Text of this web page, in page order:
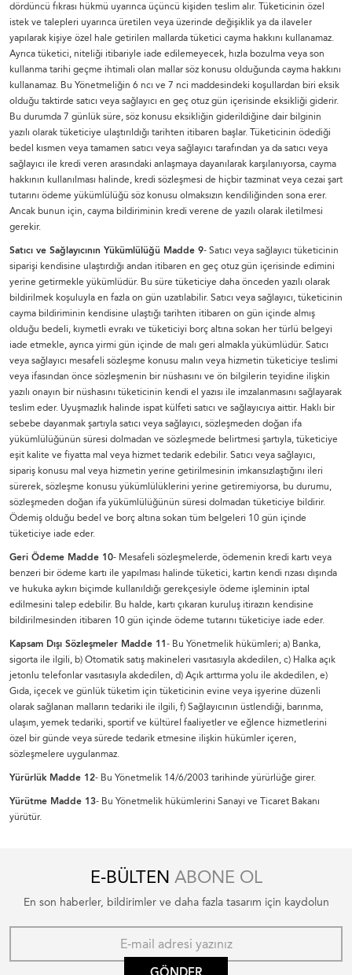
dördüncü fıkrası hükmü uyarınca üçüncü kişiden teslim alır. Tüketicinin özel
istek ve talepleri uyarınca üretilen veya üzerinde değişiklik ya da ilaveler
yapılarak kişiye özel hale getirilen mallarda tüketici cayma hakkını kullanamaz.
Ayrıca tüketici, niteliği itibariyle iade edilemeyecek, hızla bozulma veya son
kullanma tarihi geçme ihtimali olan mallar söz konusu olduğunda cayma hakkını
kullanamaz. Bu Yönetmeliğin 6 ncı ve 7 nci maddesindeki koşullardan biri eksik
olduğu taktirde satıcı veya sağlayıcı en geç otuz gün içerisinde eksikliği giderir.
Bu durumda 7 günlük süre, söz konusu eksikliğin giderildiğine dair bilginin
yazılı olarak tüketiciye ulaştırıldığı tarihten itibaren başlar. Tüketicinin ödediği
bedel kısmen veya tamamen satıcı veya sağlayıcı tarafından ya da satıcı veya
sağlayıcı ile kredi veren arasındaki anlaşmaya dayanılarak karşılanıyorsa, cayma
hakkının kullanılması halinde, kredi sözleşmesi de hiçbir tazminat veya cezai şart
tutarını ödeme yükümlülüğü söz konusu olmaksızın kendiliğinden sona erer.
Ancak bunun için, cayma bildiriminin kredi verene de yazılı olarak iletilmesi
gerekir.
Satıcı ve Sağlayıcının Yükümlülüğü Madde 9- Satıcı veya sağlayıcı tüketicinin
siparişi kendisine ulaştırdığı andan itibaren en geç otuz gün içerisinde edimini
yerine getirmekle yükümlüdür. Bu süre tüketiciye daha önceden yazılı olarak
bildirilmek koşuluyla en fazla on gün uzatılabilir. Satıcı veya sağlayıcı, tüketicinin
cayma bildiriminin kendisine ulaştığı tarihten itibaren on gün içinde almış
olduğu bedeli, kıymetli evrakı ve tüketiciyi borç altına sokan her türlü belgeyi
iade etmekle, ayrıca yirmi gün içinde de malı geri almakla yükümlüdür. Satıcı
veya sağlayıcı mesafeli sözleşme konusu malın veya hizmetin tüketiciye teslimi
veya ifasından önce sözleşmenin bir nüshasını ve ön bilgilerin teyidine ilişkin
yazılı onayın bir nüshasını tüketicinin kendi el yazısı ile imzalanmasını sağlayarak
teslim eder. Uyuşmazlık halinde ispat külfeti satıcı ve sağlayıcıya aittir. Haklı bir
sebebe dayanmak şartıyla satıcı veya sağlayıcı, sözleşmeden doğan ifa
yükümlülüğünün süresi dolmadan ve sözleşmede belirtmesi şartıyla, tüketiciye
eşit kalite ve fiyatta mal veya hizmet tedarik edebilir. Satıcı veya sağlayıcı,
sipariş konusu mal veya hizmetin yerine getirilmesinin imkansızlaştığını ileri
sürerek, sözleşme konusu yükümlülüklerini yerine getiremiyorsa, bu durumu,
sözleşmeden doğan ifa yükümlülüğünün süresi dolmadan tüketiciye bildirir.
Ödemiş olduğu bedel ve borç altına sokan tüm belgeleri 10 gün içinde
tüketiciye iade eder.
Geri Ödeme Madde 10- Mesafeli sözleşmelerde, ödemenin kredi kartı veya
benzeri bir ödeme kartı ile yapılması halinde tüketici, kartın kendi rızası dışında
ve hukuka aykırı biçimde kullanıldığı gerekçesiyle ödeme işleminin iptal
edilmesini talep edebilir. Bu halde, kartı çıkaran kuruluş itirazın kendisine
bildirilmesinden itibaren 10 gün içinde ödeme tutarını tüketiciye iade eder.
Kapsam Dışı Sözleşmeler Madde 11 - Bu Yönetmelik hükümleri; a) Banka,
sigorta ile ilgili, b) Otomatik satış makineleri vasıtasıyla akdedilen, c) Halka açık
jetonlu telefonlar vasıtasıyla akdedilen, d) Açık arttırma yolu ile akdedilen, e)
Gıda, içecek ve günlük tüketim için tüketicinin evine veya işyerine düzenli
olarak sağlanan malların tedariki ile ilgili, f) Sağlayıcının üstlendiği, barınma,
ulaşım, yemek tedariki, sportif ve kültürel faaliyetler ve eğlence hizmetlerini
özel bir günde veya sürede tedarik etmesine ilişkin hükümler içeren,
sözleşmelere uygulanmaz.
Yürürlük Madde 12- Bu Yönetmelik 14/6/2003 tarihinde yürürlüğe girer.
Yürütme Madde 13- Bu Yönetmelik hükümlerini Sanayi ve Ticaret Bakanı
yürütür.
E-BÜLTEN ABONE OL
En son haberler, bildirimler ve daha fazla tasarım için kaydolun